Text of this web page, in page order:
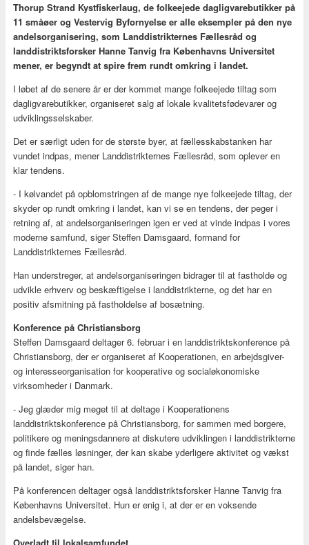
Thorup Strand Kystfiskerlaug, de folkeejede dagligvarebutikker på
11 småøer og Vestervig Byfornyelse er alle eksempler på den nye
andelsorganisering, som Landdistrikternes Fællesråd og
landdistriktsforsker Hanne Tanvig fra Københavns Universitet
mener, er begyndt at spire frem rundt omkring i landet.
I løbet af de senere år er der kommet mange folkeejede tiltag som
dagligvarebutikker, organiseret salg af lokale kvalitetsfødevarer og
udviklingsselskaber.
Det er særligt uden for de største byer, at fællesskabstanken har
vundet indpas, mener Landdistrikternes Fællesråd, som oplever en
klar tendens.
- I kølvandet på opblomstringen af de mange nye folkeejede tiltag, der
skyder op rundt omkring i landet, kan vi se en tendens, der peger i
retning af, at andelsorganiseringen igen er ved at vinde indpas i vores
moderne samfund, siger Steffen Damsgaard, formand for
Landdistrikternes Fællesråd.
Han understreger, at andelsorganiseringen bidrager til at fastholde og
udvikle erhverv og beskæftigelse i landdistrikterne, og det har en
positiv afsmitning på fastholdelse af bosætning.
Konference på Christiansborg
Steffen Damsgaard deltager 6. februar i en landdistriktskonference på
Christiansborg, der er organiseret af Kooperationen, en arbejdsgiver-
og interesseorganisation for kooperative og socialøkonomiske
virksomheder i Danmark.
- Jeg glæder mig meget til at deltage i Kooperationens
landdistriktskonference på Christiansborg, for sammen med borgere,
politikere og meningsdannere at diskutere udviklingen i landdistrikterne
og finde fælles løsninger, der kan skabe yderligere aktivitet og vækst
på landet, siger han.
På konferencen deltager også landdistriktsforsker Hanne Tanvig fra
Københavns Universitet. Hun er enig i, at der er en voksende
andelsbevægelse.